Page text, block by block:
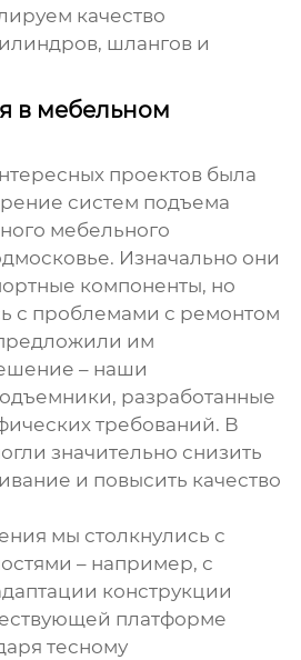
качество
шлангов и
в мебельном
проектов была
систем подъема
мебельного
Изначально они
компоненты, но
с проблемами с ремонтом
им
– наши
, разработанные
требований. В
значительно снизить
и повысить качество
мы столкнулись с
– например, с
конструкции
платформе
тесному